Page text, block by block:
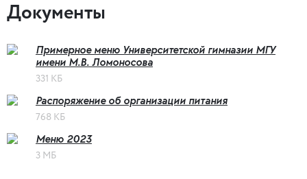
Документы
Примерное меню Университетской гимназии МГУ
имени М.В. Ломоносова
331 КБ
Распоряжение об организации питания
768 КБ
Меню 2023
3 МБ